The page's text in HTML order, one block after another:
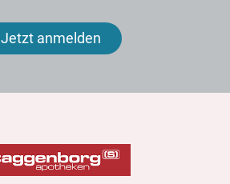
Jetzt anmelden